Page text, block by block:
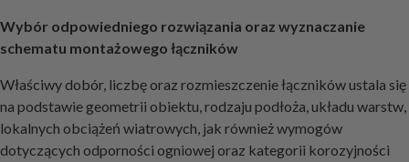
Wybór odpowiedniego rozwiązania oraz wyznaczanie
schematu montażowego łączników
Właściwy dobór, liczbę oraz rozmieszczenie łączników ustala się
na podstawie geometrii obiektu, rodzaju podłoża, układu warstw,
lokalnych obciążeń wiatrowych, jak również wymogów
dotyczących odporności ogniowej oraz kategorii korozyjności